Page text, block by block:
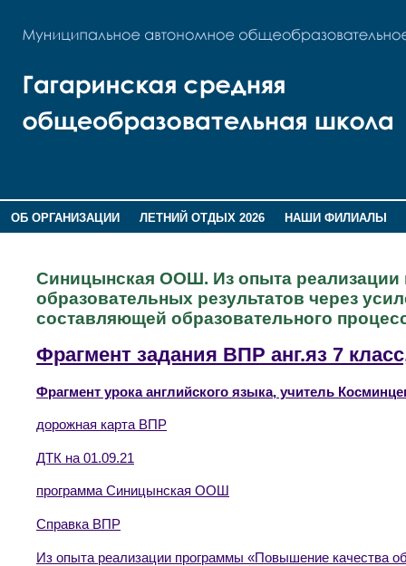
ОБ ОРГАНИЗАЦИИ ЛЕТНИЙ ОТДЫХ 2026
НАШИ ФИЛИАЛЫ
Синицынская ООШ. Из опыта
образовательных результатов через
составляющей образовательного
Фрагмент задания ВПР анг.яз 7
Фрагмент урока английского языка, учитель
дорожная карта ВПР
ДТК на 01.09.21
программа Синицынская ООШ
Справка ВПР
Из опыта реализации программы «Повышение качества